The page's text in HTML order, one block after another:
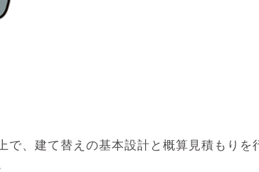
、建て替えの基本設計と概算見積もりを